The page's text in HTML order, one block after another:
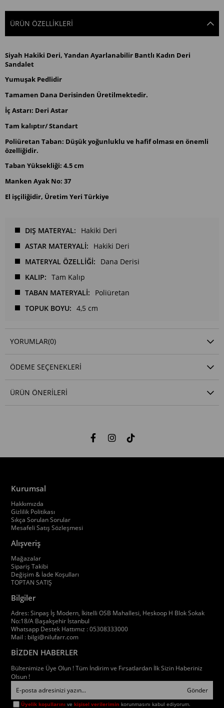
ÜRÜN ÖZELLIKLERI
Siyah Hakiki Deri, Yandan Ayarlanabilir Bantlı Kadın Deri
Sandalet
Yumuşak Pedlidir
Tamamen Dana Derisinden Üretilmektedir.
İç Astarı: Deri Astar
Tam kalıptır/ Standart
Poliüretan Taban: Düşük yoğunluklu ve hafif olması en önemli
özelliğidir.
Taban Yüksekliği: 4.5 cm
Manken Ayak No: 37
El işçiliğidir, Üretim Yeri Türkiye
DIŞ MATERYAL
Hakiki Deri
ASTAR MATERYALİ
Hakiki Deri
MATERYAL ÖZELLİĞİ
Dana Derisi
KALIP
Tam Kalıp
TABAN MATERYALİ
Poliüretan
TOPUK BOYU
4,5 cm
YORUMLAR(0)
ÖDEME SEÇENEKLERI
ÜRÜN ÖNERILERI
Kurumsal
Hakkımızda
Gizlilik Politikası
Sıkça Sorulan Sorular
Mesafeli Satış Sözleşmesi
Alışveriş
Mağazalar
Sipariş Takibi
Değişim & İade Koşulları
TOPTAN SATIŞ
Bilgiler
Adres: Sinpaş İş Modern, İkitelli OSB Mahallesi, Heskoop H Blok Sokak
No:18/A Başakşehir İstanbul
Whatsapp Destek Hattımız : 05308333000
Mail : bilgi@nilufarr.com
BİZDEN HABERLER
Bültenimize Üye Olun ! Tüm İndirim ve Fırsatlardan İlk Sizin Haberiniz
Olsun !
Gönder
Üyelik koşullarını vekişisel verilerimin korunmasını kabul ediyorum.